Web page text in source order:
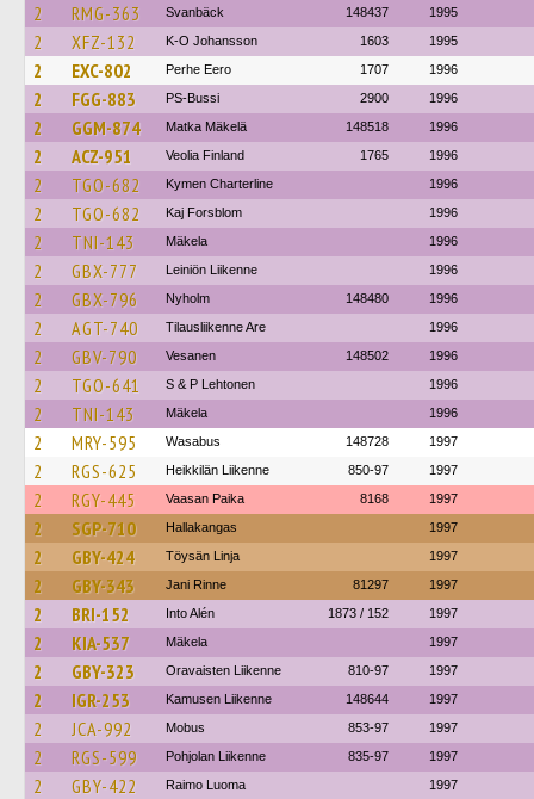
2 RMG-363 Svanbäck 148437 1995
2 XFZ-132 K-O Johansson 1603 1995
2 EXC-802 Perhe Eero 1707 1996
2 FGG-883 PS-Bussi 2900 1996
2 GGM-874 Matka Mäkelä 148518 1996
2 ACZ-951 Veolia Finland 1765 1996
2 TGO-682 Kymen Charterline 1996
2 TGO-682 Kaj Forsblom 1996
2 TNI-143 Mäkela 1996
2 GBX-777 Leiniön Liikenne 1996
2 GBX-796 Nyholm 148480 1996
2 AGT-740 Tilausliikenne Are 1996
2 GBV-790 Vesanen 148502 1996
2 TGO-641 S & P Lehtonen 1996
2 TNI-143 Mäkela 1996
2 MRY-595 Wasabus 148728 1997
2 RGS-625 Heikkilän Liikenne 850-97 1997
2 RGY-445 Vaasan Paika 8168 1997
2 SGP-710 Hallakangas 1997
2 GBY-424 Töysän Linja 1997
2 GBY-343 Jani Rinne 81297 1997
2 BRI-152 Into Alén 1873 / 152 1997
2 KIA-537 Mäkela 1997
2 GBY-323 Oravaisten Liikenne 810-97 1997
2 IGR-253 Kamusen Liikenne 148644 1997
2 JCA-992 Mobus 853-97 1997
2 RGS-599 Pohjolan Liikenne 835-97 1997
2 GBY-422 Raimo Luoma 1997